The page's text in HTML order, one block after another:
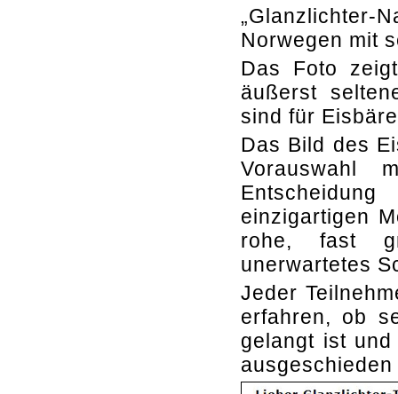
Norwegen mit
Das Foto
äußerst
sind für
Das Bild des
einzigartigen
rohe, fast
unerwartetes
Jeder
erfahren, ob
gelangt ist
ausgeschieden